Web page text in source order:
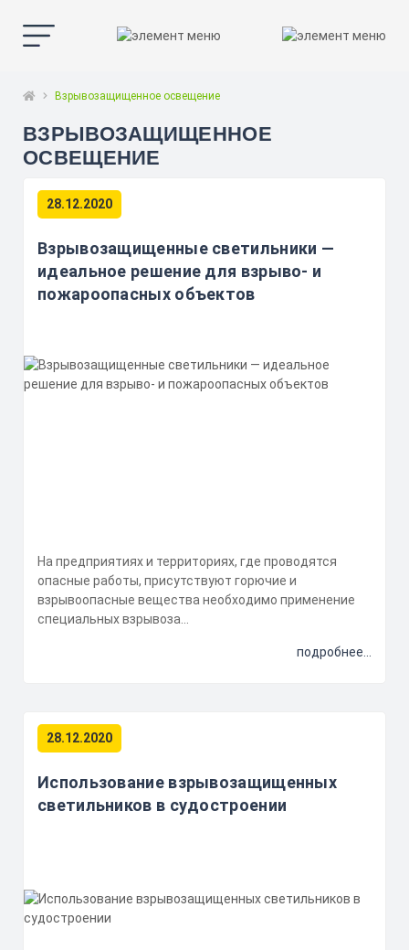
Взрывозащищенное освещение
ВЗРЫВОЗАЩИЩЕННОЕ
ОСВЕЩЕНИЕ
28.12.2020
Взрывозащищенные светильники —
идеальное решение для взрыво- и
пожароопасных объектов
На предприятиях и территориях, где проводятся
опасные работы, присутствуют горючие и
взрывоопасные вещества необходимо применение
специальных взрывоза...
подробнее...
28.12.2020
Использование взрывозащищенных
светильников в судостроении